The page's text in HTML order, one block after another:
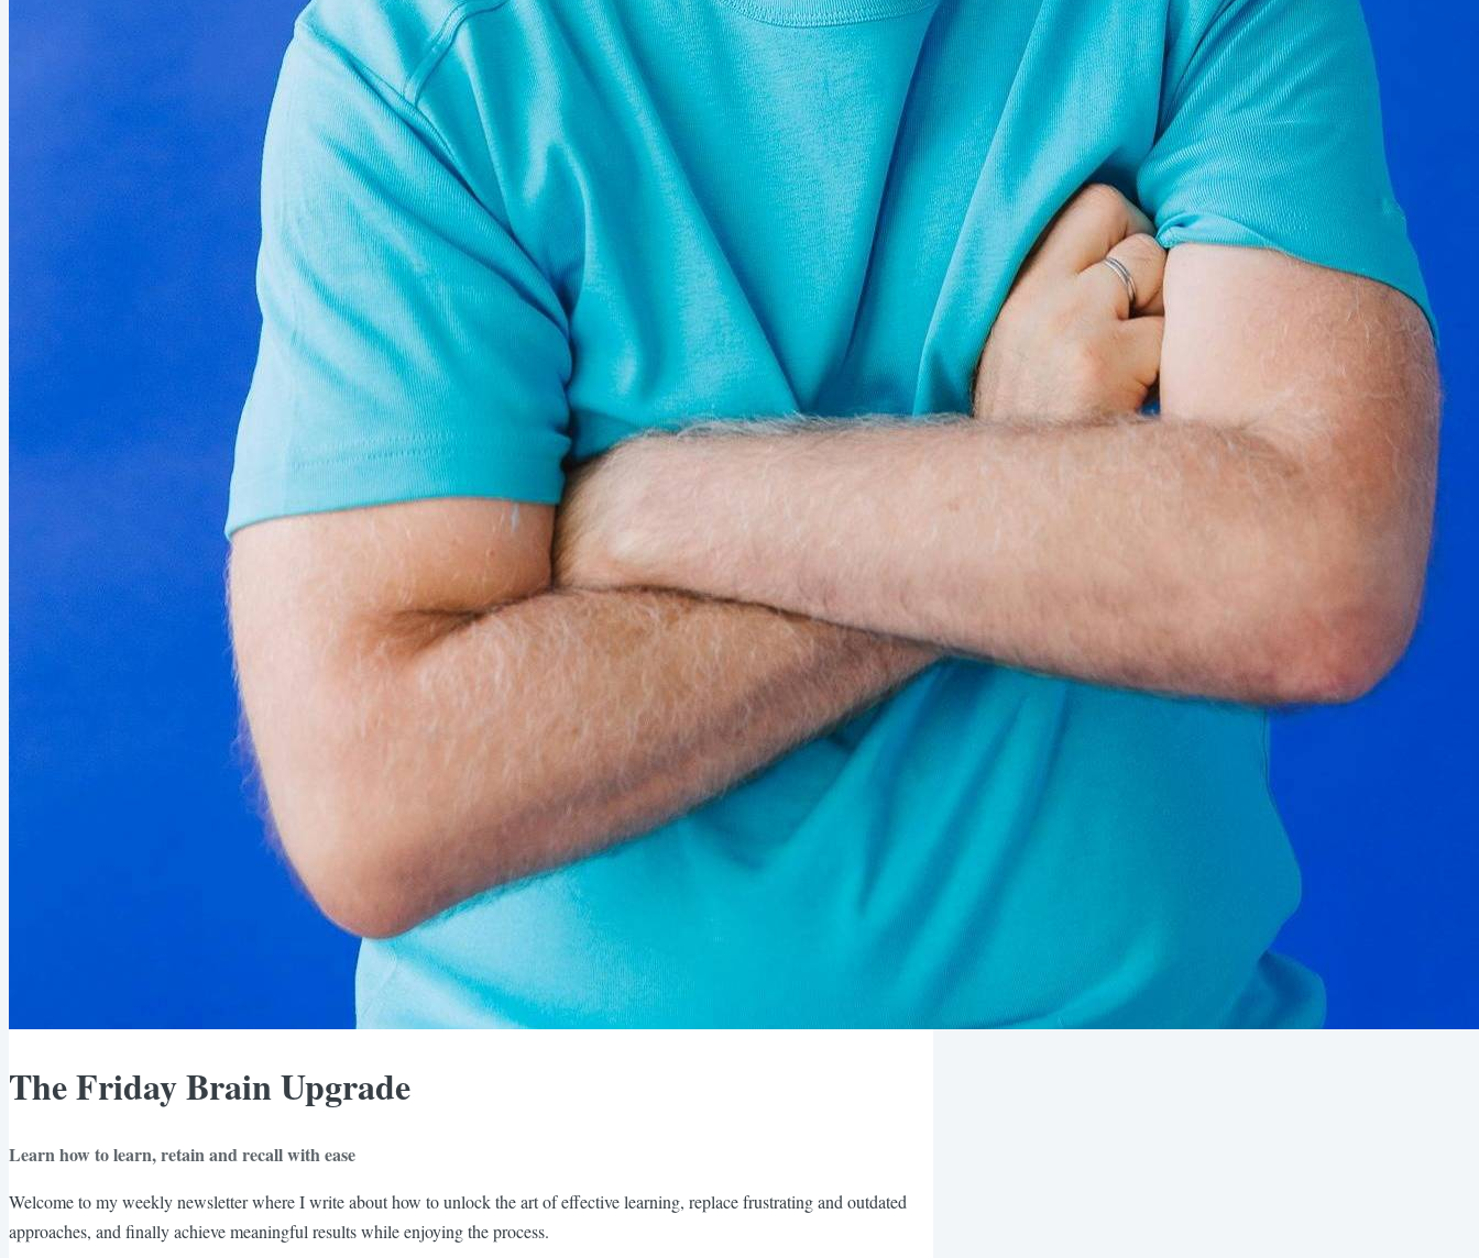
The Friday Brain Upgrade
Learn how to learn, retain and recall with ease
Welcome to my weekly newsletter where I write about how to unlock the art of effective learning, replace frustrating and outdated
approaches, and finally achieve meaningful results while enjoying the process.